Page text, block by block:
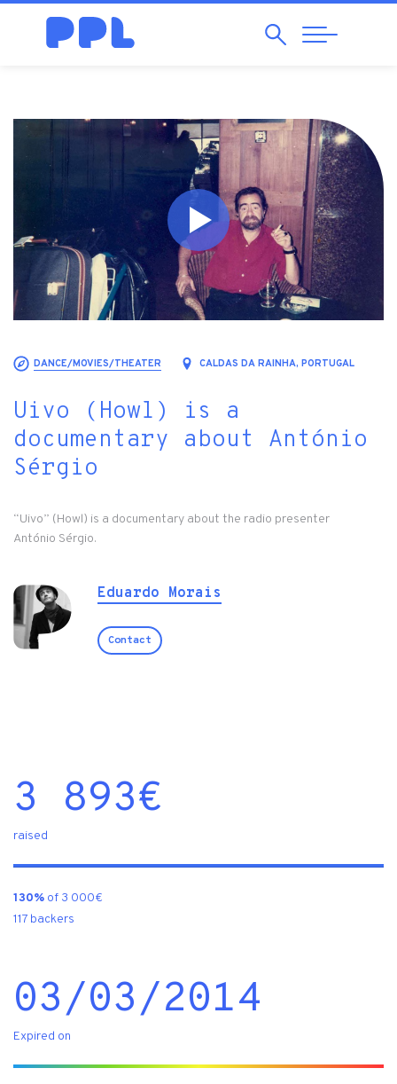
SearchAbrir
Navegação
DANCE/MOVIES/THEATER CALDAS DA RAINHA, PORTUGAL
Uivo (Howl) is a
documentary about António
Sérgio
“Uivo” (Howl) is a documentary about the radio presenter
António Sérgio.
Eduardo Morais
Contact
3 893€
raised
130% of 3 000€
117 backers
03/03/2014
Expired on